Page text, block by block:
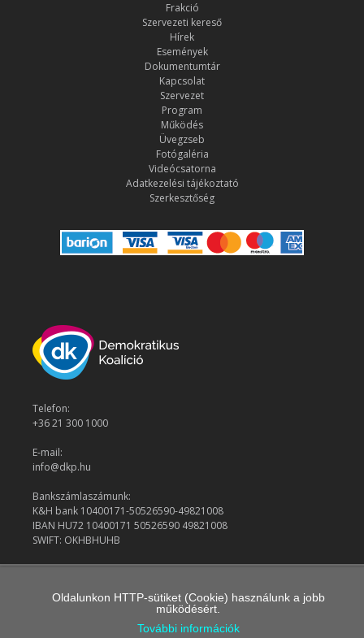
Frakció
Szervezeti kereső
Hírek
Események
Dokumentumtár
Kapcsolat
Szervezet
Program
Működés
Üvegzseb
Fotógaléria
Videócsatorna
Adatkezelési tájékoztató
Szerkesztőség
Telefon:
+36 21 300 1000
E-mail:
info@dkp.hu
Bankszámlaszámunk:
K&H bank 10400171-50526590-49821008
IBAN HU72 10400171 50526590 49821008
SWIFT: OKHBHUHB
Oldalunkon HTTP-sütiket (Cookie) használunk a jobb
működésért.
További információk